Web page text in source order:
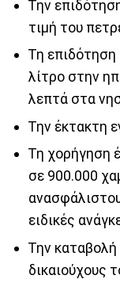
Την
τιμή του
Τη επιδότηση
λίτρο στην
λεπτά στα
Την έκτακτη
Τη χορήγηση
σε 900.000
ειδικές
Την
δικαιούχους